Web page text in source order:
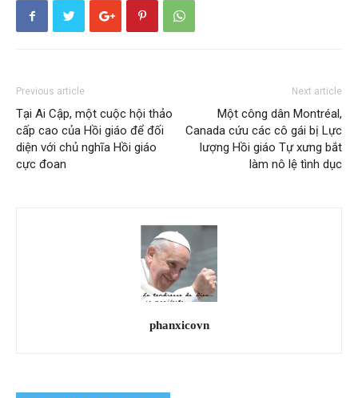
Previous article
Tại Ai Cập, một cuộc hội thảo
cấp cao của Hồi giáo để đối
diện với chủ nghĩa Hồi giáo
cực đoan
Next article
Một công dân Montréal,
Canada cứu các cô gái bị Lực
lượng Hồi giáo Tự xưng bắt
làm nô lệ tình dục
phanxicovn